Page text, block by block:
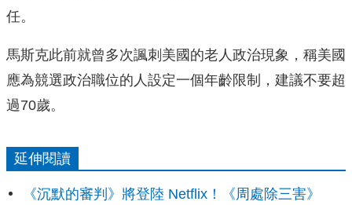
任。
馬斯克此前就曾多次諷刺美國的老人政治現象，稱美國
應為競選政治職位的人設定一個年齡限制，建議不要超
過70歲。
延伸閱讀
《沉默的審判》將登陸 Netflix！《周處除三害》